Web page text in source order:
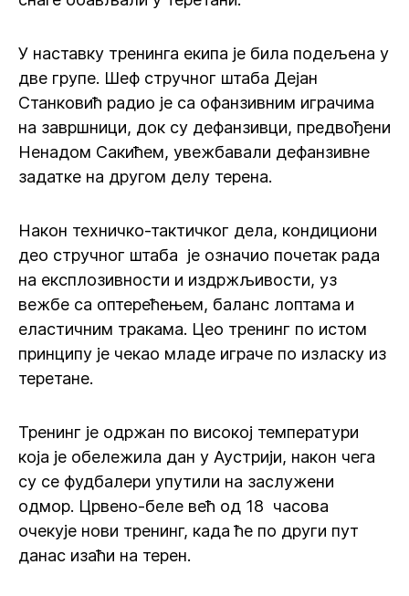
У наставку тренинга екипа је била подељена у
две групе. Шеф стручног штаба Дејан
Станковић радио је са офанзивним играчима
на завршници, док су дефанзивци, предвођени
Ненадом Сакићем, увежбавали дефанзивне
задатке на другом делу терена.
Након техничко-тактичког дела, кондициони
део стручног штаба је означио почетак рада
на експлозивности и издржљивости, уз
вежбе са оптерећењем, баланс лоптама и
еластичним тракама. Цео тренинг по истом
принципу је чекао младе играче по изласку из
теретане.
Тренинг је одржан по високој температури
која је обележила дан у Аустрији, након чега
су се фудбалери упутили на заслужени
одмор. Црвено-беле већ од 18 часова
очекује нови тренинг, када ће по други пут
данас изаћи на терен.